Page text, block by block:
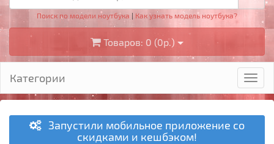
Поиск по модели ноутбука | Как узнать модель ноутбука?
Товаров: 0 (0р.)
Категории
Запустили мобильное приложение со
скидками и кешбэком!